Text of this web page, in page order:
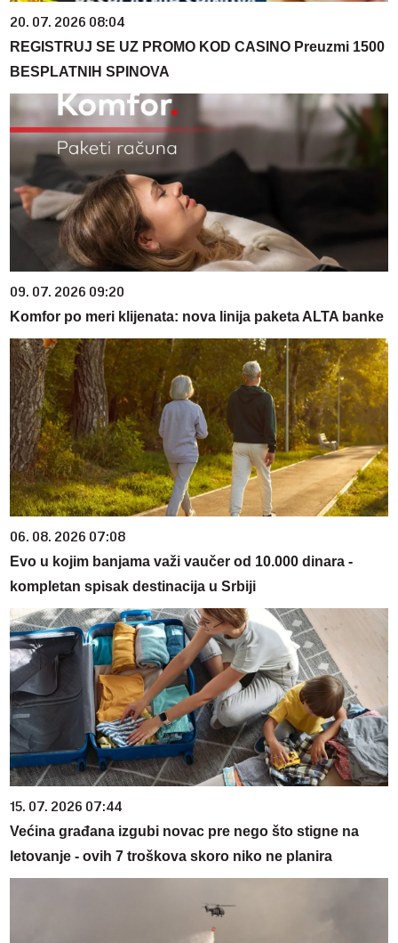
20. 07. 2026 08:04
REGISTRUJ SE UZ PROMO KOD CASINO Preuzmi 1500
BESPLATNIH SPINOVA
09. 07. 2026 09:20
Komfor po meri klijenata: nova linija paketa ALTA banke
06. 08. 2026 07:08
Evo u kojim banjama važi vaučer od 10.000 dinara -
kompletan spisak destinacija u Srbiji
15. 07. 2026 07:44
Većina građana izgubi novac pre nego što stigne na
letovanje - ovih 7 troškova skoro niko ne planira